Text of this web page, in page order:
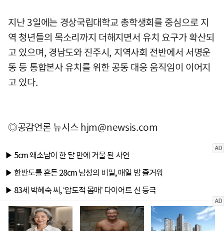
지난 3일에는 경상국립대학교 총학생회를 중심으로 지
역 청년들의 목소리까지 더해지면서 유치 요구가 확산되
고 있으며, 경남도와 진주시, 지역사회 전반에서 서명운
동 등 통합본사 유치를 위한 공동 대응 움직임이 이어지
고 있다.
◎공감언론 뉴시스hjm@newsis.com